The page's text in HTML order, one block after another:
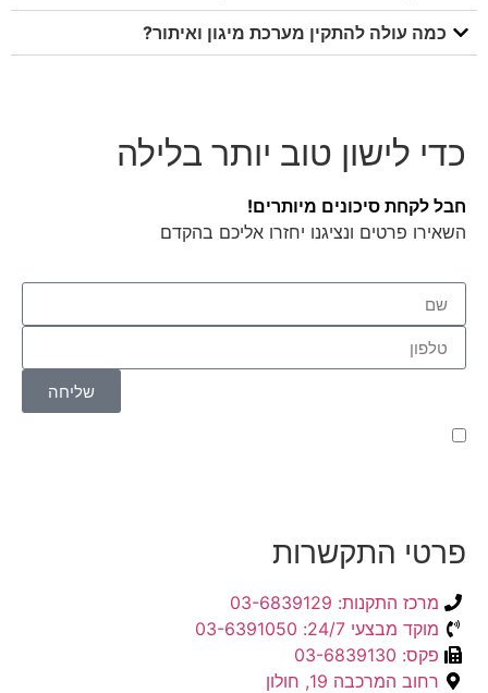
כמה עולה להתקין מערכת מיגון ואיתור?
כדי לישון טוב יותר בלילה
חבל לקחת סיכונים מיותרים!
השאירו פרטים ונציגנו יחזרו אליכם בהקדם
שליחה
פרטי התקשרות
מרכז התקנות: 03-6839129
מוקד מבצעי 24/7: 03-6391050
פקס: 03-6839130
רחוב המרכבה 19, חולון